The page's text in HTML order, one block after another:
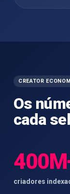
CREATOR
Os
cada
criadores